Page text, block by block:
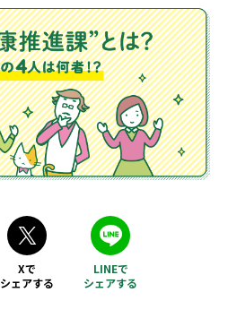
Xで
シェアする
LINEで
シェアする